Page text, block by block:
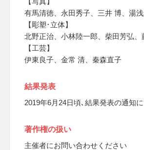
有馬清徳、永田秀子、三井 博、湯
【彫塑･立体】
北野正治、小林陸一郎、柴田芳弘、
【工芸】
伊東良子、金常 清、秦森直子
結果発表
2019年6月24日頃､結果発表の通知
著作権の扱い
主催者にお問い合わせください